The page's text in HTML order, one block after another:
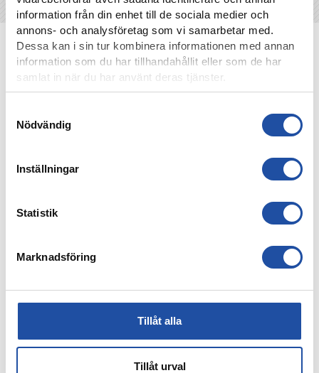
information från din enhet till de sociala medier och
annons- och analysföretag som vi samarbetar med.
Dessa kan i sin tur kombinera informationen med annan
information som du har tillhandahållit eller som de har
samlat in när du har använt deras tjänster.
Nödvändig
Inställningar
Statistik
Marknadsföring
Tillåt alla
Tillåt urval
NYHETER
ELIAS JEMALS BÄSTA TID PÅ KANTEN – “BARNDOMSDRÖM